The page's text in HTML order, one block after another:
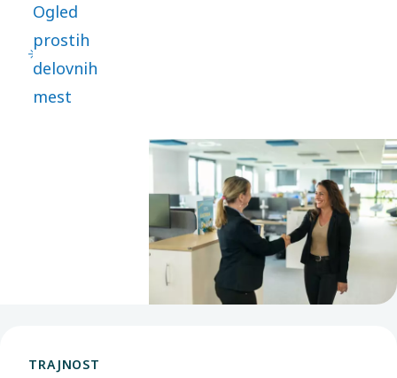
svojo
lokacijo in
naslednji
Ogled
prostih
delovnih
mest
TRAJNOST